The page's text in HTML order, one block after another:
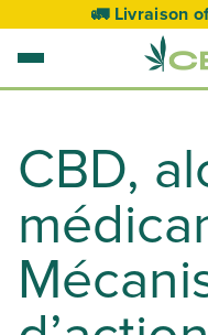
🚛 Livraison
0 article
CBD,